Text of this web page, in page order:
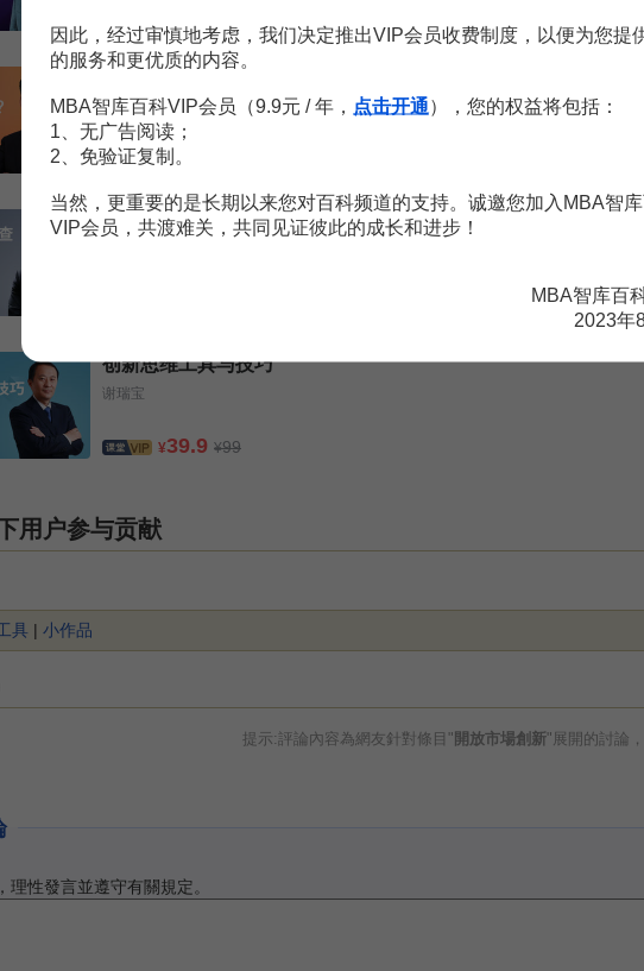
孙春岭
¥0
深度解析市场调查与数据分析技巧
创新思维工具与技巧
谢瑞宝
¥39.9 ¥99
用户参与贡献
具 | 小作品
提示:評論內容為網友針對條目" 開放市場創新"展開的討論
理性發言並遵守有關規定。
因此，经过审慎地考虑，我们决定推出VIP会员收费制度，以便为您提
的服务和更优质的内容。
MBA智库百科VIP会员（9.9元 / 年， 点击开通），您的权益将包括：
1、无广告阅读；
2、免验证复制。
当然，更重要的是长期以来您对百科频道的支持。诚邀您加入MBA智
VIP会员，共渡难关，共同见证彼此的成长和进步！
MBA智库百
2023年